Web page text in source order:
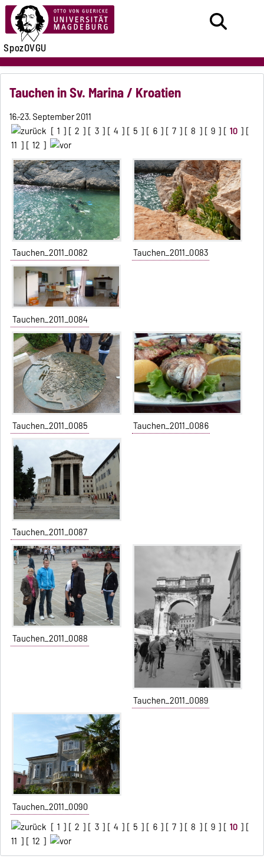
SpozOVGU
Tauchen in Sv. Marina / Kroatien
16.-23. September 2011
[ 1 ] [ 2 ] [ 3 ] [ 4 ] [ 5 ] [ 6 ] [ 7 ] [ 8 ] [ 9 ] [ 10 ] [
11 ] [ 12 ]
Tauchen_2011_0082 Tauchen_2011_0083
Tauchen_2011_0084
Tauchen_2011_0085 Tauchen_2011_0086
Tauchen_2011_0087
Tauchen_2011_0088
Tauchen_2011_0089
Tauchen_2011_0090
[ 1 ] [ 2 ] [ 3 ] [ 4 ] [ 5 ] [ 6 ] [ 7 ] [ 8 ] [ 9 ] [ 10 ] [
11 ] [ 12 ]